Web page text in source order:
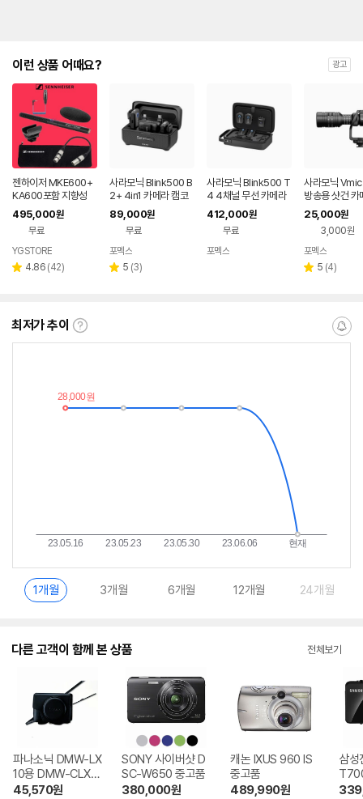
이런 상품 어때요? 광고
젠하이저 MKE600+
KA600포함 지향성
샷건마이크(XLR암수
30CM포함)
495,000원
무료
페이
YGSTORE
별 4.86 리
(42)
사라모닉 Blink500 B
2+ 4in1 카메라 캠코
더 마이크
89,000원
무료
페이
포멕스
별 5 리
(3)
사라모닉 Blink500 T
4 4채널 무선 카메라
마이크 세트
412,000원
무료
포멕스
사라모닉
방송용 샷건 카
이크
25,000원
3,000원
페이
포멕스
별 5 리
(4)
최저가 추이
최
이
란?
알
1개월 3개월 6개월 12개월 24개월
다른 고객이 함께 본 상품 전체보기
파나소닉 DMW-LX
10용 DMW-CLX9
속사케이스 정품
45,570원
SONY 사이버샷 D
SC-W650 중고품
380,000원
캐논 IXUS 960 IS
중고품
489,990원
삼성